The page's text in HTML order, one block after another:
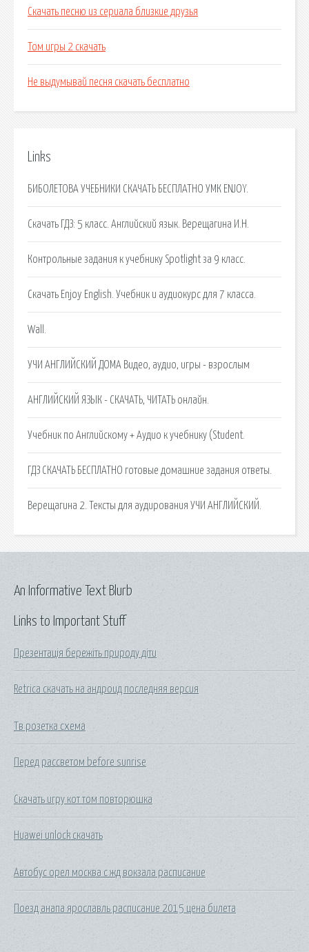
Скачать песню из сериала близкие друзья
Том игры 2 скачать
Не выдумывай песня скачать бесплатно
Links
БИБОЛЕТОВА УЧЕБНИКИ СКАЧАТЬ БЕСПЛАТНО УМК ENJOY.
Скачать ГДЗ: 5 класс. Английский язык. Верещагина И.Н.
Контрольные задания к учебнику Spotlight за 9 класс.
Скачать Enjoy English. Учебник и аудиокурс для 7 класса.
Wall.
УЧИ АНГЛИЙСКИЙ ДОМА Видео, аудио, игры - взрослым
АНГЛИЙСКИЙ ЯЗЫК - СКАЧАТЬ, ЧИТАТЬ онлайн.
Учебник по Английскому + Аудио к учебнику (Student.
ГДЗ СКАЧАТЬ БЕСПЛАТНО готовые домашние задания ответы.
Верещагина 2. Тексты для аудирования УЧИ АНГЛИЙСКИЙ.
Links to Important Stuff
Презентація бережіть природу діти
Retrica скачать на андроид последняя версия
Тв розетка схема
Перед рассветом before sunrise
Скачать игру кот том повторюшка
Huawei unlock скачать
Автобус орел москва с жд вокзала расписание
Поезд анапа ярославль расписание 2015 цена билета
An Informative Text Blurb